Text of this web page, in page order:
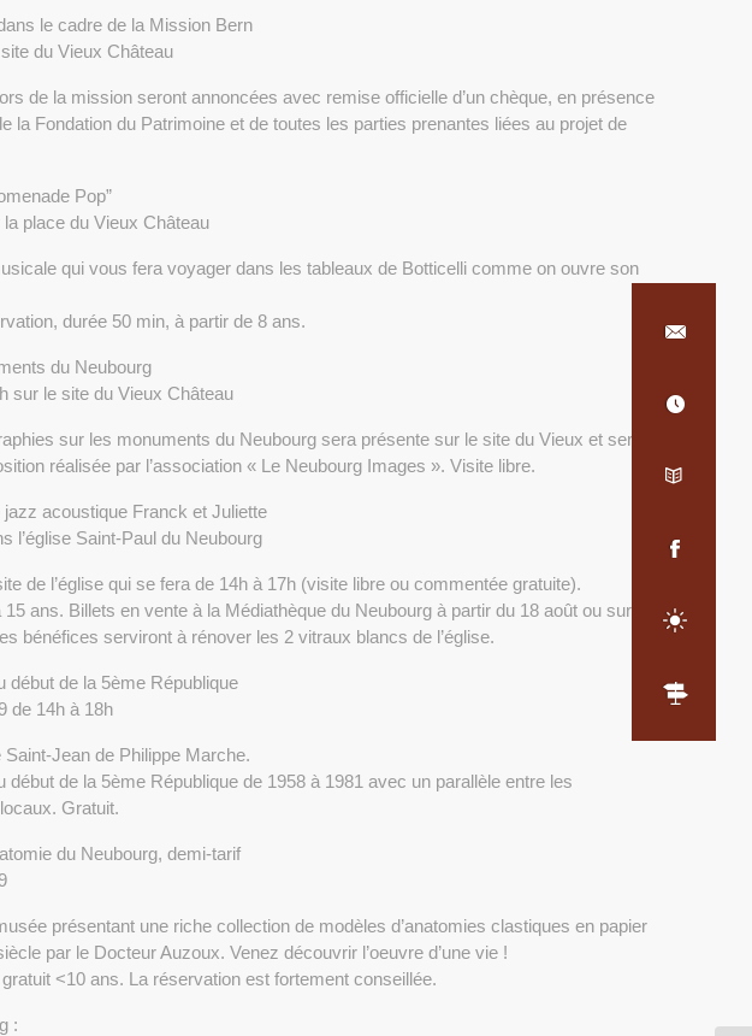
le cadre de la Mission Bern
du Vieux Château
de la mission seront annoncées avec remise officielle d’un chèque, en présence
la Fondation du Patrimoine et de toutes les parties prenantes liées au projet de
Pop”
place du Vieux Château
qui vous fera voyager dans les tableaux de Botticelli comme on ouvre son
durée 50 min, à partir de 8 ans.
du Neubourg
sur le site du Vieux Château
sur les monuments du Neubourg sera présente sur le site du Vieux et sera
réalisée par l’association « Le Neubourg Images ». Visite libre.
jazz acoustique Franck et Juliette
l’église Saint-Paul du Neubourg
de l’église qui se fera de 14h à 17h (visite libre ou commentée gratuite).
15 ans. Billets en vente à la Médiathèque du Neubourg à partir du 18 août ou sur
bénéfices serviront à rénover les 2 vitraux blancs de l’église.
début de la 5ème République
de 14h à 18h
Jean de Philippe Marche.
début de la 5ème République de 1958 à 1981 avec un parallèle entre les
Gratuit.
du Neubourg, demi-tarif
présentant une riche collection de modèles d’anatomies clastiques en papier
par le Docteur Auzoux. Venez découvrir l’oeuvre d’une vie !
<10 ans. La réservation est fortement conseillée.
: